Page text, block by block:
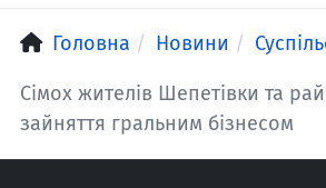
Головна Новини
Сімох жителів Шепетівки та
зайняття гральним бізнесом